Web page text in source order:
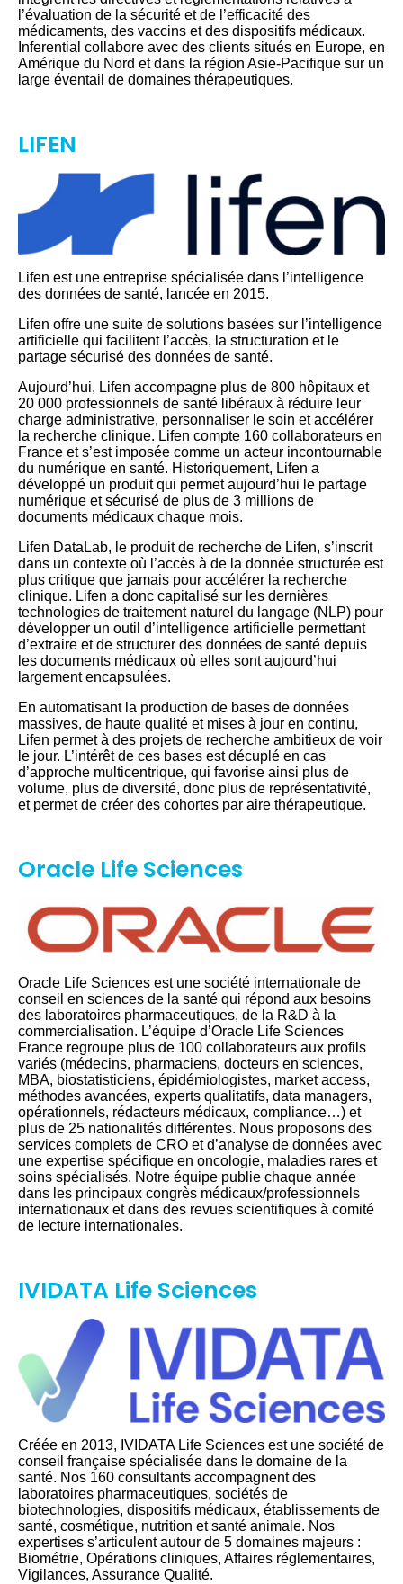
l’évaluation de la sécurité et de l’efficacité des
médicaments, des vaccins et des dispositifs médicaux.
Inferential collabore avec des clients situés en Europe, en
Amérique du Nord et dans la région Asie-Pacifique sur un
large éventail de domaines thérapeutiques.
LIFEN
Lifen est une entreprise spécialisée dans l’intelligence
des données de santé, lancée en 2015.
Lifen offre une suite de solutions basées sur l’intelligence
artificielle qui facilitent l’accès, la structuration et le
partage sécurisé des données de santé.
Aujourd’hui, Lifen accompagne plus de 800 hôpitaux et
20 000 professionnels de santé libéraux à réduire leur
charge administrative, personnaliser le soin et accélérer
la recherche clinique. Lifen compte 160 collaborateurs en
France et s’est imposée comme un acteur incontournable
du numérique en santé. Historiquement, Lifen a
développé un produit qui permet aujourd’hui le partage
numérique et sécurisé de plus de 3 millions de
documents médicaux chaque mois.
Lifen DataLab, le produit de recherche de Lifen, s’inscrit
dans un contexte où l’accès à de la donnée structurée est
plus critique que jamais pour accélérer la recherche
clinique. Lifen a donc capitalisé sur les dernières
technologies de traitement naturel du langage (NLP) pour
développer un outil d’intelligence artificielle permettant
d’extraire et de structurer des données de santé depuis
les documents médicaux où elles sont aujourd’hui
largement encapsulées.
En automatisant la production de bases de données
massives, de haute qualité et mises à jour en continu,
Lifen permet à des projets de recherche ambitieux de voir
le jour. L’intérêt de ces bases est décuplé en cas
d’approche multicentrique, qui favorise ainsi plus de
volume, plus de diversité, donc plus de représentativité,
et permet de créer des cohortes par aire thérapeutique.
Oracle Life Sciences
Oracle Life Sciences est une société internationale de
conseil en sciences de la santé qui répond aux besoins
des laboratoires pharmaceutiques, de la R&D à la
commercialisation. L’équipe d’Oracle Life Sciences
France regroupe plus de 100 collaborateurs aux profils
variés (médecins, pharmaciens, docteurs en sciences,
MBA, biostatisticiens, épidémiologistes, market access,
méthodes avancées, experts qualitatifs, data managers,
opérationnels, rédacteurs médicaux, compliance…) et
plus de 25 nationalités différentes. Nous proposons des
services complets de CRO et d’analyse de données avec
une expertise spécifique en oncologie, maladies rares et
soins spécialisés. Notre équipe publie chaque année
dans les principaux congrès médicaux/professionnels
internationaux et dans des revues scientifiques à comité
de lecture internationales.
IVIDATA Life Sciences
Créée en 2013, IVIDATA Life Sciences est une société de
conseil française spécialisée dans le domaine de la
santé. Nos 160 consultants accompagnent des
laboratoires pharmaceutiques, sociétés de
biotechnologies, dispositifs médicaux, établissements de
santé, cosmétique, nutrition et santé animale. Nos
expertises s’articulent autour de 5 domaines majeurs :
Biométrie, Opérations cliniques, Affaires réglementaires,
Vigilances, Assurance Qualité.